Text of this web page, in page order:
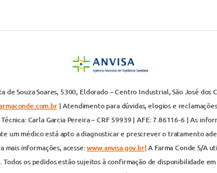
Souza Soares, 5300, Eldorado – Centro Industrial, São José
| Atendimento para dúvidas, elogios e
Carla Garcia Pereira – CRF 59939 | AFE: 7.86116-6 | As
um médico está apto a diagnosticar e prescrever o tratamento
mais informações, acesse:www.anvisa.gov.br|A Farma Conde S/A
Todos os pedidos estão sujeitos à confirmação de